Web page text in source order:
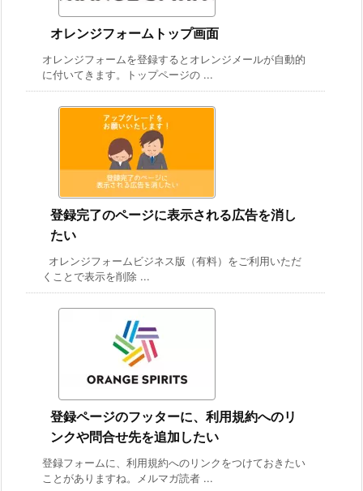
オレンジフォームトップ画面
オレンジフォームを登録するとオレンジメールが自動的
に付いてきます。トップページの ...
登録完了のページに表示される広告を消し
たい
オレンジフォームビジネス版（有料）をご利用いただ
くことで表示を削除 ...
登録ページのフッターに、利用規約へのリ
ンクや問合せ先を追加したい
登録フォームに、利用規約へのリンクをつけておきたい
ことがありますね。メルマガ読者 ...